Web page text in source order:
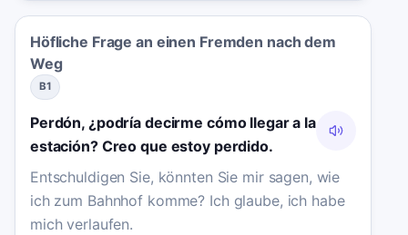
Höfliche Frage an einen Fremden nach dem
Weg
B1
Perdón, ¿podría decirme cómo llegar a la
estación? Creo que estoy perdido.
Entschuldigen Sie, könnten Sie mir sagen, wie
ich zum Bahnhof komme? Ich glaube, ich habe
mich verlaufen.